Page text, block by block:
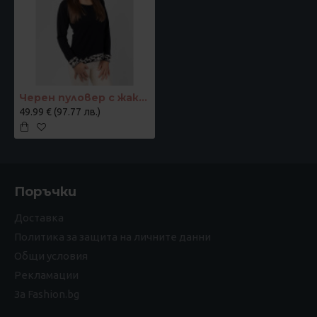
Черен пуловер с жакардови акценти "Контраст"
49.99 € (97.77 лв.)
Поръчки
Доставка
Политика за защита на личните данни
Общи условия
Рекламации
За Fashion.bg